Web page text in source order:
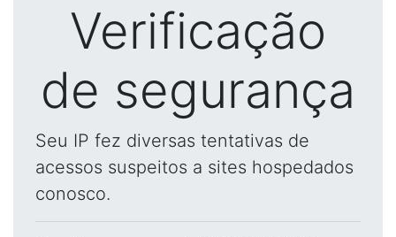
Verificação
de segurança
Seu IP fez diversas tentativas de
acessos suspeitos a sites hospedados
conosco.